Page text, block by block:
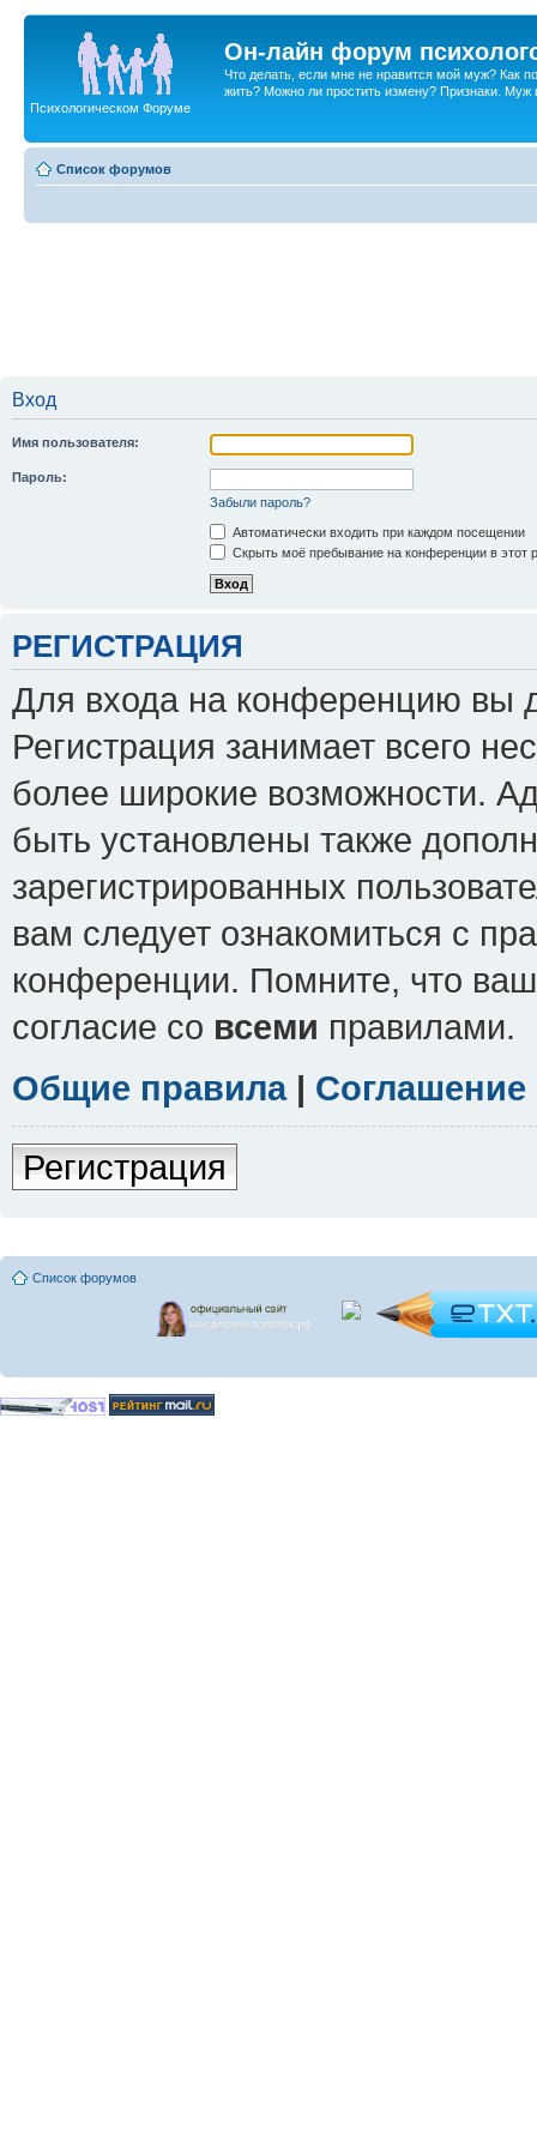
Он-лайн форум
Что делать, если мне не нравится мой муж? Как
жить? Можно ли простить измену? Признаки. Муж
Психологическом Форуме
Список форумов
Вход
Имя пользователя:
Пароль:
Забыли пароль?
Автоматически входить при каждом посещении
Скрыть моё пребывание на конференции в этот
РЕГИСТРАЦИЯ
Для входа на конференцию вы
Регистрация занимает всего
более широкие возможности.
быть установлены также
зарегистрированных
вам следует ознакомиться с
конференции. Помните, что
согласие со всеми правилами.
Общие правила|
Регистрация
Список форумов